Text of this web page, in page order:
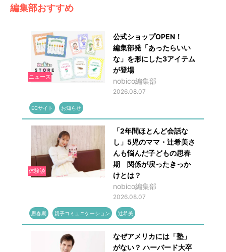
編集部おすすめ
ニュース
公式ショップOPEN！
編集部発「あったらいい
な」を形にした3アイテム
が登場
nobico編集部
2026.08.07
ECサイト お知らせ
体験談
「2年間ほとんど会話な
し」5児のママ・辻希美さ
んも悩んだ子どもの思春
期 関係が戻ったきっか
けとは？
nobico編集部
2026.08.07
思春期 親子コミュニケーション 辻希美
なぜアメリカには「塾」
がない？ ハーバード大卒